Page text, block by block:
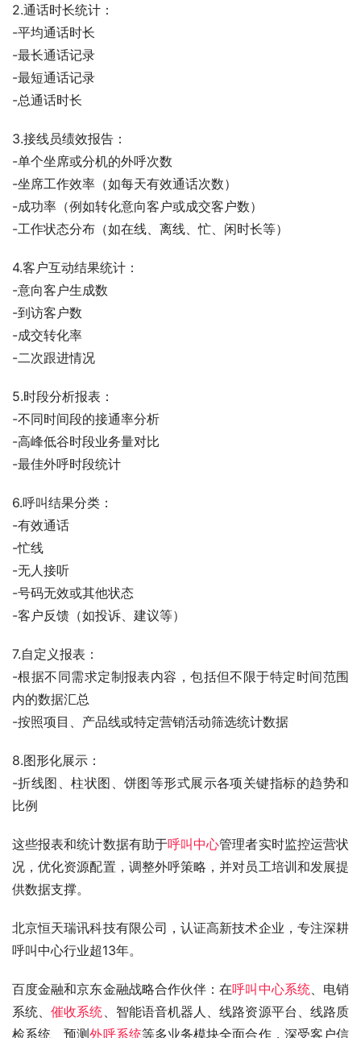
2.通话时长统计：
-平均通话时长
-最长通话记录
-最短通话记录
-总通话时长
3.接线员绩效报告：
-单个坐席或分机的外呼次数
-坐席工作效率（如每天有效通话次数）
-成功率（例如转化意向客户或成交客户数）
-工作状态分布（如在线、离线、忙、闲时长等）
4.客户互动结果统计：
-意向客户生成数
-到访客户数
-成交转化率
-二次跟进情况
5.时段分析报表：
-不同时间段的接通率分析
-高峰低谷时段业务量对比
-最佳外呼时段统计
6.呼叫结果分类：
-有效通话
-忙线
-无人接听
-号码无效或其他状态
-客户反馈（如投诉、建议等）
7.自定义报表：
-根据不同需求定制报表内容，包括但不限于特定时间范围
内的数据汇总
-按照项目、产品线或特定营销活动筛选统计数据
8.图形化展示：
-折线图、柱状图、饼图等形式展示各项关键指标的趋势和
比例
这些报表和统计数据有助于呼叫中心管理者实时监控运营状
况，优化资源配置，调整外呼策略，并对员工培训和发展提
供数据支撑。
北京恒天瑞讯科技有限公司，认证高新技术企业，专注深耕
呼叫中心行业超13年。
百度金融和京东金融战略合作伙伴：在呼叫中心系统、电销
系统、催收系统 、智能语音机器人、线路资源平台、线路质
检系统、预测外呼系统等多业务模块全面合作，深受客户信